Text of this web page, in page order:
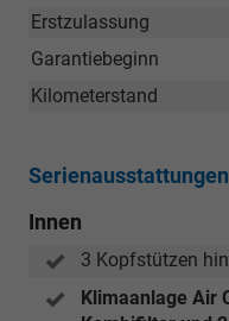
Erstzulassung
Garantiebeginn
Kilometerstand
Serienausstattungen
Innen
3 Kopfstützen
Klimaanlage Air